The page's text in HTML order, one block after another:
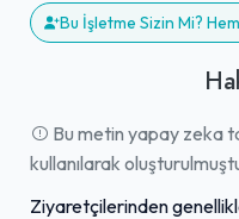
Bu İşletme Sizin Mi?
Bu metin yapay zeka
kullanılarak
Ziyaretçilerinden